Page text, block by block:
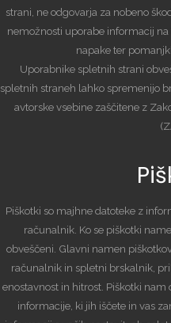
strani, ne odgovarja za nobeno
nemožnosti uporabe informacij
napake ter
Uporabnike spletnih strani
spletnih straneh lahko spremenijo
avtorske vsebine zaščitene z
Piškotki so majhne datoteke z
računalnik. Ko se piškotki
obveščeni. Glavni namen
računalnik in spletni brskalnik,
enostavnost in hitrost. Piškotki
informacije, ki jih iščete in vas